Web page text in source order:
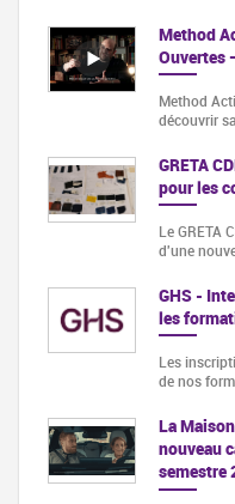
Method Acting
Ouvertes
Method
découvrir
GRETA
pour les
Le GRETA
d'une
GHS -
les
Les
de nos
La
nouveau
semestre